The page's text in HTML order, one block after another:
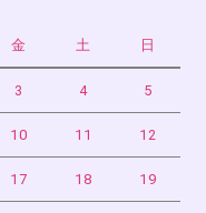
金 土 日
3 4 5
10 11 12
17 18 19